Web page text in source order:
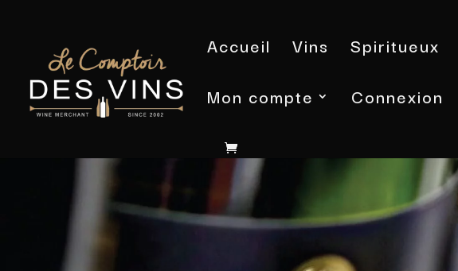
Accueil Vins Spiritueux
Mon compte
Connexion